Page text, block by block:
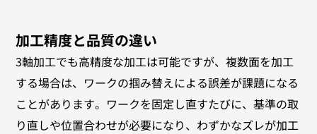
加工精度と品質の違い
3軸加工でも高精度な加工は可能ですが、複数面を加工
する場合は、ワークの掴み替えによる誤差が課題になる
ことがあります。ワークを固定し直すたびに、基準の取
り直しや位置合わせが必要になり、わずかなズレが加工